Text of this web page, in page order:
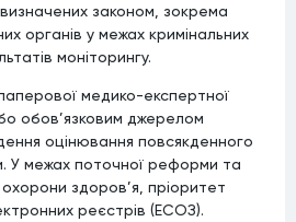
законом, зокрема
органів у межах кримінальних
моніторингу.
медико-експертної
обов’язковим джерелом
оцінювання повсякденного
У межах поточної реформи та
здоров’я, пріоритет
реєстрів (ЕСОЗ).